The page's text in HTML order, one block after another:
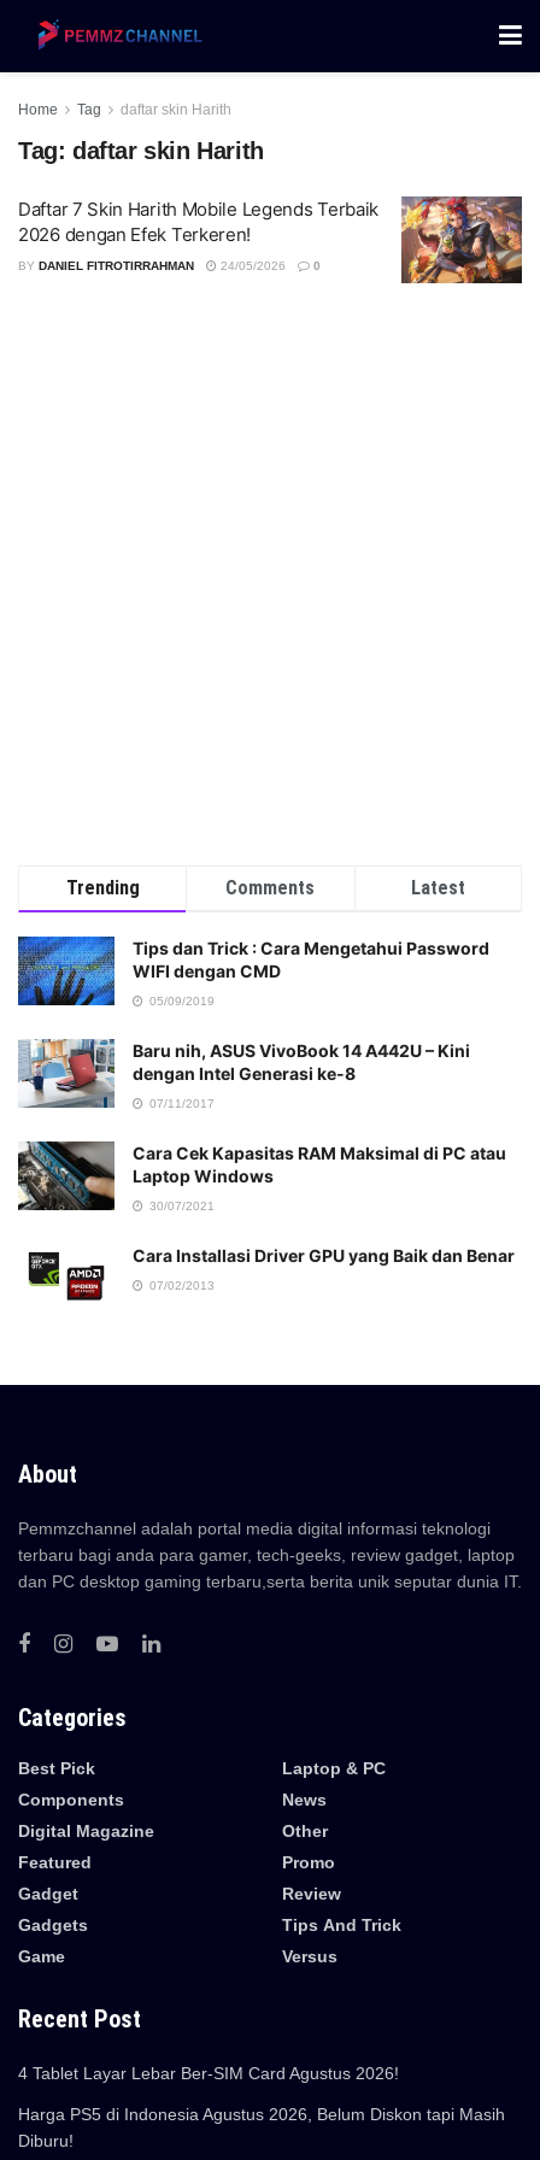
Home Tag daftar skin Harith
Tag: daftar skin Harith
Daftar 7 Skin Harith Mobile Legends Terbaik
2026 dengan Efek Terkeren!
BY DANIEL FITROTIRRAHMAN 24/05/2026 0
Trending Comments Latest
Tips dan Trick : Cara Mengetahui Password
WIFI dengan CMD
05/09/2019
Baru nih, ASUS VivoBook 14 A442U – Kini
dengan Intel Generasi ke-8
07/11/2017
Cara Cek Kapasitas RAM Maksimal di PC atau
Laptop Windows
30/07/2021
Cara Installasi Driver GPU yang Baik dan Benar
07/02/2013
About
Pemmzchannel adalah portal media digital informasi teknologi
terbaru bagi anda para gamer, tech-geeks, review gadget, laptop
dan PC desktop gaming terbaru,serta berita unik seputar dunia IT.
Categories
Best Pick
Components
Digital Magazine
Featured
Gadget
Gadgets
Game
Laptop & PC
News
Other
Promo
Review
Tips And Trick
Versus
Recent Post
4 Tablet Layar Lebar Ber-SIM Card Agustus 2026!
Harga PS5 di Indonesia Agustus 2026, Belum Diskon tapi Masih
Diburu!